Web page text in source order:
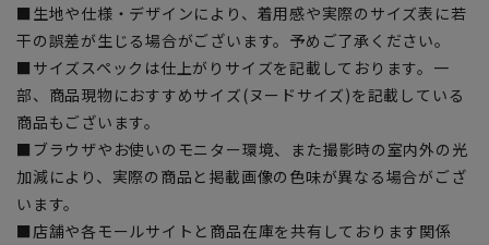
■生地や仕様・デザインにより、着用感や実際のサイズ表に若
干の誤差が生じる場合がございます。予めご了承ください。
■サイズスペックは仕上がりサイズを記載しております。一
部、商品現物におすすめサイズ(ヌードサイズ)を記載している
商品もございます。
■ブラウザやお使いのモニター環境、また撮影時の室内外の光
加減により、実際の商品と掲載画像の色味が異なる場合がござ
います。
■店舗や各モールサイトと商品在庫を共有しております関係